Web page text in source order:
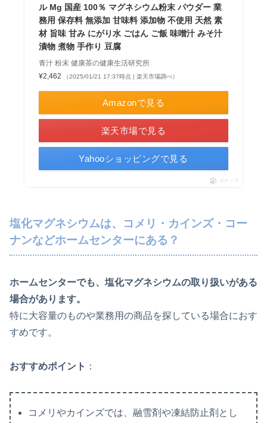
ル Mg 国産 100％ マグネシウム粉末 パウダー 業
務用 保存料 無添加 甘味料 添加物 不使用 天然 素
材 旨味 甘み にがり水 ごはん ご飯 味噌汁 みそ汁
漬物 煮物 手作り 豆腐
青汁 粉末 健康茶の健康生活研究所
¥2,462
（2025/01/21 17:37時点 | 楽天市場調べ）
Amazonで見る
楽天市場で見る
Yahooショッピングで見る
ポチップ
塩化マグネシウムは、コメリ・カインズ・コー
ナンなどホームセンターにある？
ホームセンターでも、塩化マグネシウムの取り扱いがある
場合があります。
特に大容量のものや業務用の商品を探している場合におす
すめです。
おすすめポイント ：
コメリやカインズでは、融雪剤や凍結防止剤とし